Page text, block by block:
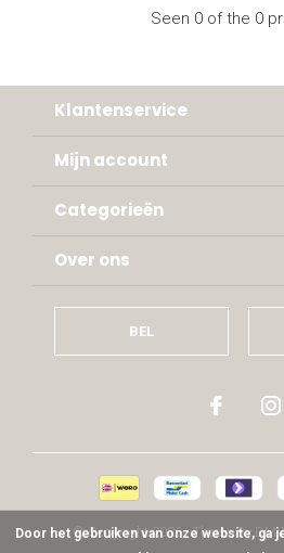
Seen 0 of the 0
Klantenservice
Mijn account
Categorieën
Over ons
BEL
© Copyright2026- Theme By
Door het gebruiken van onze website, ga